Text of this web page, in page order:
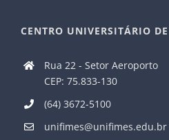
CENTRO UNIVERSITÁRIO
Rua 22 - Setor Aeroporto
CEP: 75.833-130
(64) 3672-5100
unifimes@unifimes.edu.br